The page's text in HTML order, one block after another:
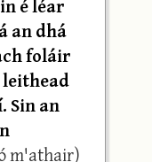
é léar
an dhá
foláir
Sin an
m'athair)